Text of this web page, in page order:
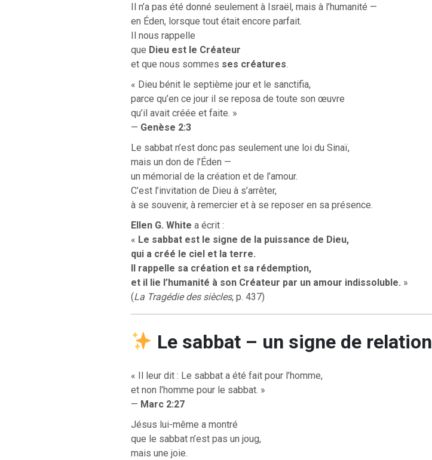
Il n’a pas été donné seulement à Israël, mais à l’humanité —
en Éden, lorsque tout était encore parfait.
Il nous rappelle
que Dieu est le Créateur
et que nous sommes ses créatures.
« Dieu bénit le septième jour et le sanctifia,
parce qu’en ce jour il se reposa de toute son œuvre
qu’il avait créée et faite. »
— Genèse 2:3
Le sabbat n’est donc pas seulement une loi du Sinaï,
mais un don de l’Éden —
un mémorial de la création et de l’amour.
C’est l’invitation de Dieu à s’arrêter,
à se souvenir, à remercier et à se reposer en sa présence.
Ellen G. White a écrit :
« Le sabbat est le signe de la puissance de Dieu,
qui a créé le ciel et la terre.
Il rappelle sa création et sa rédemption,
et il lie l’humanité à son Créateur par un amour indissoluble. »
(La Tragédie des siècles, p. 437)
Le sabbat – un signe de relation
« Il leur dit : Le sabbat a été fait pour l’homme,
et non l’homme pour le sabbat. »
— Marc 2:27
Jésus lui-même a montré
que le sabbat n’est pas un joug,
mais une joie.
RETOUR À LA SOURCE DE LA VIE |
RETOUR À LA SOURCE DE LA VIE |
La
prière qui transforme le cœur |
nous du mal